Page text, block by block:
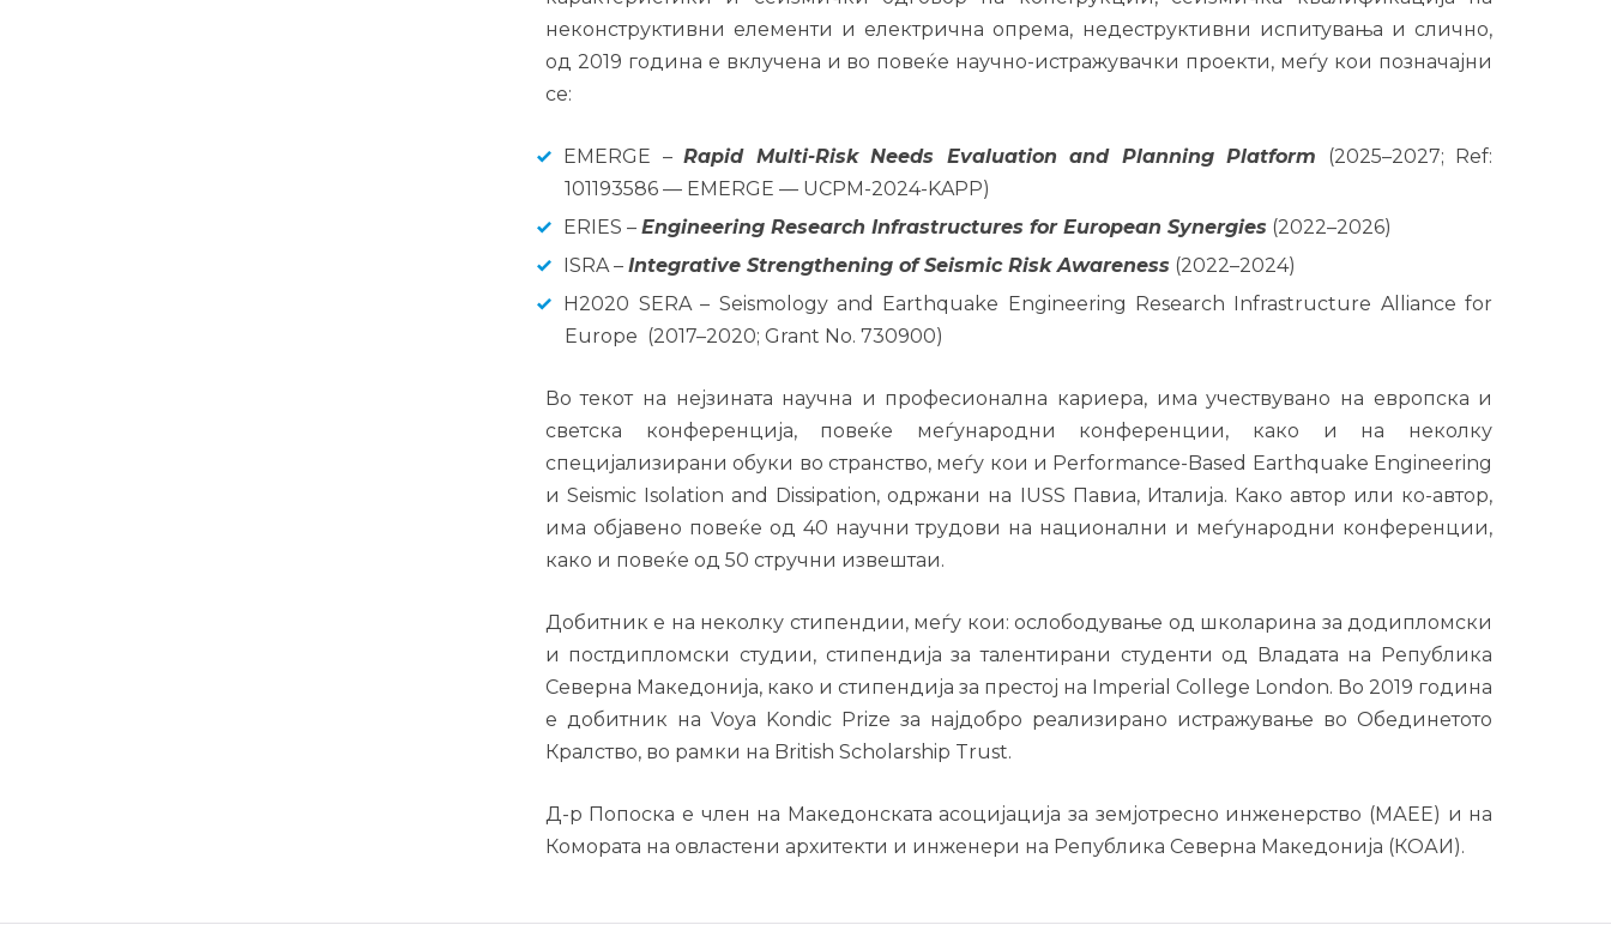
неконструктивни елементи и електрична опрема, недеструктивни испитувања и слично,
од 2019 година е вклучена и во повеќе научно-истражувачки проекти, меѓу кои позначајни
се:
EMERGE –Rapid Multi-Risk Needs Evaluation and Planning Platform (2025–2027; Ref:
101193586 — EMERGE — UCPM-2024-KAPP)
ERIES –Engineering Research Infrastructures for European Synergies (2022–2026)
ISRA –Integrative Strengthening of Seismic Risk Awareness (2022–2024)
H2020 SERA – Seismology and Earthquake Engineering Research Infrastructure Alliance for
Europe (2017–2020; Grant No. 730900)
Во текот на нејзината научна и професионална кариера, има учествувано на европска и
светска конференција, повеќе меѓународни конференции, како и на неколку
специјализирани обуки во странство, меѓу кои и Performance-Based Earthquake Engineering
и Seismic Isolation and Dissipation, одржани на IUSS Павиа, Италија. Како автор или ко-автор,
има објавено повеќе од 40 научни трудови на национални и меѓународни конференции,
како и повеќе од 50 стручни извештаи.
Добитник е на неколку стипендии, меѓу кои: ослободување од школарина за додипломски
и постдипломски студии, стипендија за талентирани студенти од Владата на Република
Северна Македонија, како и стипендија за престој на Imperial College London. Во 2019 година
е добитник на Voya Kondic Prize за најдобро реализирано истражување во Обединетото
Кралство, во рамки на British Scholarship Trust.
Д-р Попоска е член на Македонската асоцијација за земјотресно инженерство (МАЕЕ) и на
Комората на овластени архитекти и инженери на Република Северна Македонија (КОАИ).